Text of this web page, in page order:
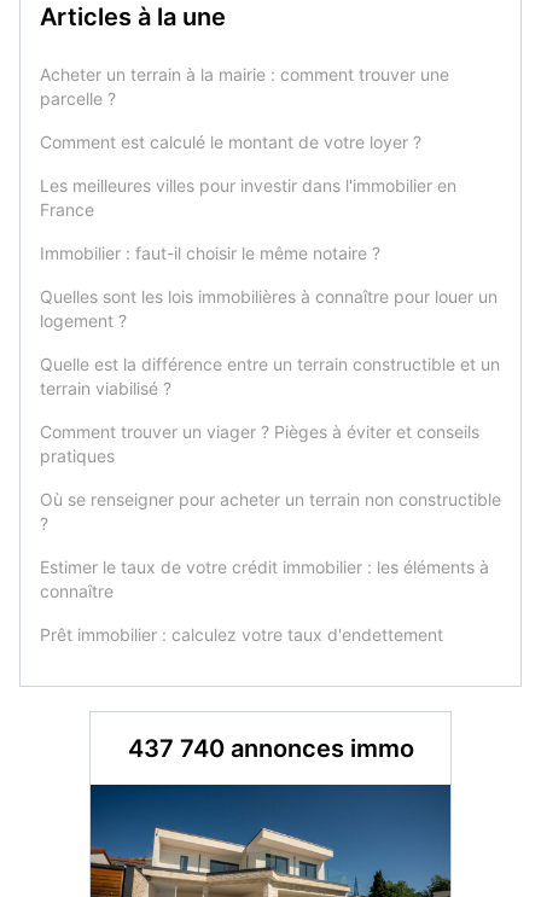
Articles à la une
Acheter un terrain à la mairie : comment trouver une
parcelle ?
Comment est calculé le montant de votre loyer ?
Les meilleures villes pour investir dans l'immobilier en
France
Immobilier : faut-il choisir le même notaire ?
Quelles sont les lois immobilières à connaître pour louer un
logement ?
Quelle est la différence entre un terrain constructible et un
terrain viabilisé ?
Comment trouver un viager ? Pièges à éviter et conseils
pratiques
Où se renseigner pour acheter un terrain non constructible
?
Estimer le taux de votre crédit immobilier : les éléments à
connaître
Prêt immobilier : calculez votre taux d'endettement
437 740 annonces immo